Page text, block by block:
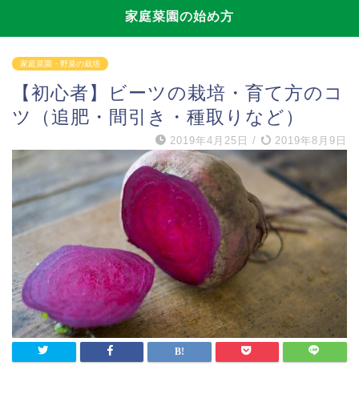
家庭菜園の始め方
家庭菜園・野菜の栽培
【初心者】ビーツの栽培・育て方のコ
ツ（追肥・間引き・種取りなど）
2019年4月25日 / 2019年8月9日